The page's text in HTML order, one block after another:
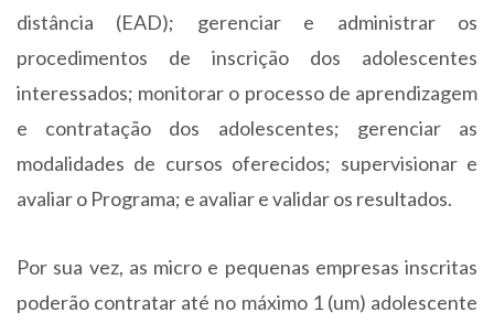
distância (EAD); gerenciar e administrar os
procedimentos de inscrição dos adolescentes
interessados; monitorar o processo de aprendizagem
e contratação dos adolescentes; gerenciar as
modalidades de cursos oferecidos; supervisionar e
avaliar o Programa; e avaliar e validar os resultados.
Por sua vez, as micro e pequenas empresas inscritas
poderão contratar até no máximo 1 (um) adolescente